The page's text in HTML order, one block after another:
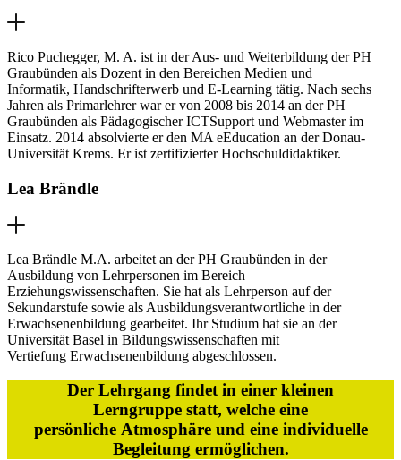
Rico Puchegger, M. A. ist in der Aus- und Weiterbildung der PH
Graubünden als Dozent in den Bereichen Medien und
Informatik, Handschrifterwerb und E-Learning tätig. Nach sechs
Jahren als Primarlehrer war er von 2008 bis 2014 an der PH
Graubünden als Pädagogischer ICTSupport und Webmaster im
Einsatz. 2014 absolvierte er den MA eEducation an der Donau-
Universität Krems. Er ist zertifizierter Hochschuldidaktiker.
Lea Brändle
Lea Brändle M.A. arbeitet an der PH Graubünden in der
Ausbildung von Lehrpersonen im Bereich
Erziehungswissenschaften. Sie hat als Lehrperson auf der
Sekundarstufe sowie als Ausbildungsverantwortliche in der
Erwachsenenbildung gearbeitet. Ihr Studium hat sie an der
Universität Basel in Bildungswissenschaften mit
Vertiefung Erwachsenenbildung abgeschlossen.
Der Lehrgang findet in einer kleinen
Lerngruppe statt, welche eine
persönliche Atmosphäre und eine individuelle
Begleitung ermöglichen.